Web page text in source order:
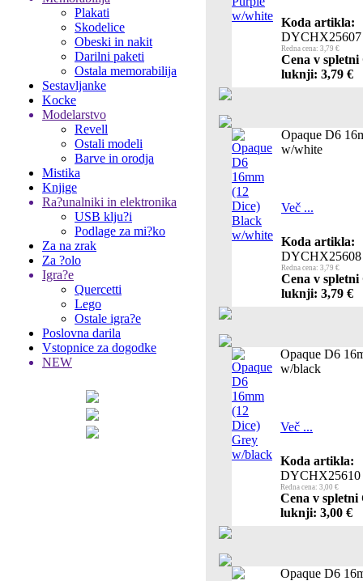
Plakati
Skodelice
Obeski in nakit
Darilni paketi
Ostala memorabilija
Sestavljanke
Kocke
Modelarstvo
Revell
Ostali modeli
Barve in orodja
Mistika
Knjige
Ra?unalniki in elektronika
USB klju?i
Podlage za mi?ko
Za na zrak
Za ?olo
Igra?e
Quercetti
Lego
Ostale igra?e
Poslovna darila
Vstopnice za dogodke
NEW
Koda artikla:
DYCHX25607
Redna cena: 3,79 €
Cena v
luknji: 3,79 €
Opaque D6
w/white
Več ...
Koda artikla:
DYCHX25608
Redna cena: 3,79 €
Cena v
luknji: 3,79 €
Opaque D6
w/black
Več ...
Koda artikla:
DYCHX25610
Redna cena: 3,00 €
Cena v
luknji: 3,00 €
Opaque D6